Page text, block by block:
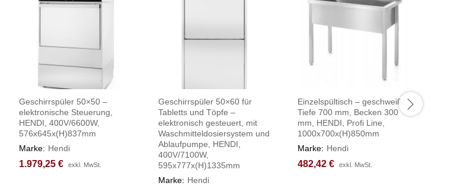
Geschirrspüler 50×50 –
elektronische Steuerung,
HENDI, 400V/6600W,
576x645x(H)837mm
Marke: Hendi
1.979,25 € exkl. MwSt.
1.979,25 € exkl. MwSt.
Geschirrspüler 50×60 für
Tabletts und Töpfe –
elektronisch gesteuert, mit
Waschmitteldosiersystem und
Ablaufpumpe, HENDI,
400V/7100W,
595x777x(H)1335mm
Marke: Hendi
Einzelspültisch – geschweißt,
Tiefe 700 mm, Becken 300
mm, HENDI, Profi Line,
1000x700x(H)850mm
Marke: Hendi
482,42 € exkl. MwSt.
482,42 € exkl. MwSt.